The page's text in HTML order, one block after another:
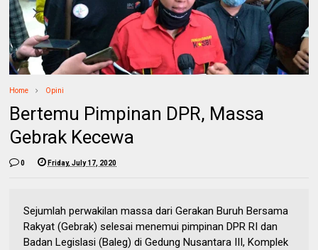
Home Opini
Bertemu Pimpinan DPR, Massa
Gebrak Kecewa
0 Friday, July 17, 2020
Sejumlah perwakilan massa dari Gerakan Buruh Bersama
Rakyat (Gebrak) selesai menemui pimpinan DPR RI dan
Badan Legislasi (Baleg) di Gedung Nusantara III, Komplek